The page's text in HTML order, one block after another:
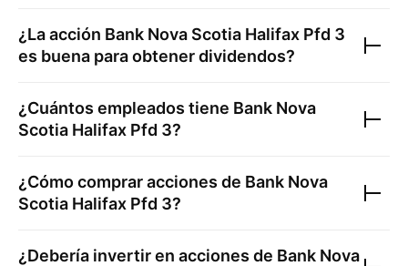
¿La acción Bank Nova Scotia Halifax Pfd 3
es buena para obtener dividendos?
¿Cuántos empleados tiene Bank Nova
Scotia Halifax Pfd 3?
¿Cómo comprar acciones de Bank Nova
Scotia Halifax Pfd 3?
¿Debería invertir en acciones de Bank Nova